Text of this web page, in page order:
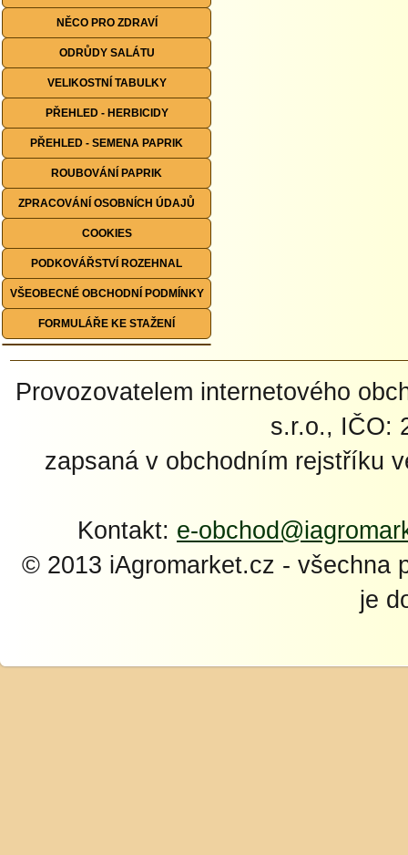
NĚCO PRO ZDRAVÍ
ODRŮDY SALÁTU
VELIKOSTNÍ TABULKY
PŘEHLED - HERBICIDY
PŘEHLED - SEMENA PAPRIK
ROUBOVÁNÍ PAPRIK
ZPRACOVÁNÍ OSOBNÍCH ÚDAJŮ
COOKIES
PODKOVÁŘSTVÍ ROZEHNAL
VŠEOBECNÉ OBCHODNÍ PODMÍNKY
FORMULÁŘE KE STAŽENÍ
Provozovatelem internetového
s.r.o., IČO:
zapsaná v obchodním rejstříku
Kontakt: e-
© 2013 iAgromarket.cz - všechna
je